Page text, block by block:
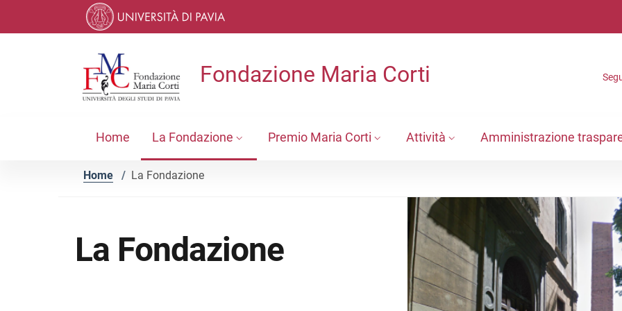
Vai al menu di navigazione
Fondazione Maria Corti
Home La Fondazione Premio Maria Corti Attività Amministrazione
Home / La Fondazione
La Fondazione